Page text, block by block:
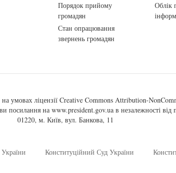
Порядок прийому
громадян
Стан опрацювання
звернень громадян
Облік
умовах ліцензії Creative Commons Attribution-
посилання на www.president.gov.ua в незалежності від
01220, м. Київ, вул. Банкова, 11
Конституційний Суд України